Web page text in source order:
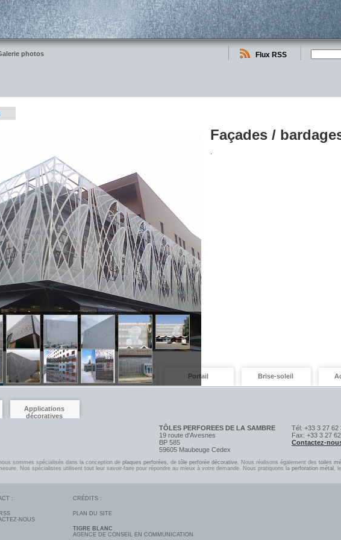
Flux RSS
photos
Façades /
Façades / Bardages Plafonds métalliques Portail Brise-soleil
Applications
décoratives
TÔLES PERFOREES DE LA SAMBRE
19 route d'Avesnes
BP 585
59605 Maubeuge Cedex
Tél: +33 3 27 62
Fax: +33 3 27
Contactez-
sommes spécialisés dans la conception de plaques perforées , de tôle perforée décorative. Nous réalisons également des toiles
Nos spécialistes utilisent tout leur savoir-faire pour répondre au mieux à votre demande. Nous pratiquons la perforation métal , le
:
NOUS
CRÉDITS :
PLAN DU SITE
TIGRE BLANC
AGENCE DE CONSEIL EN COMMUNICATION